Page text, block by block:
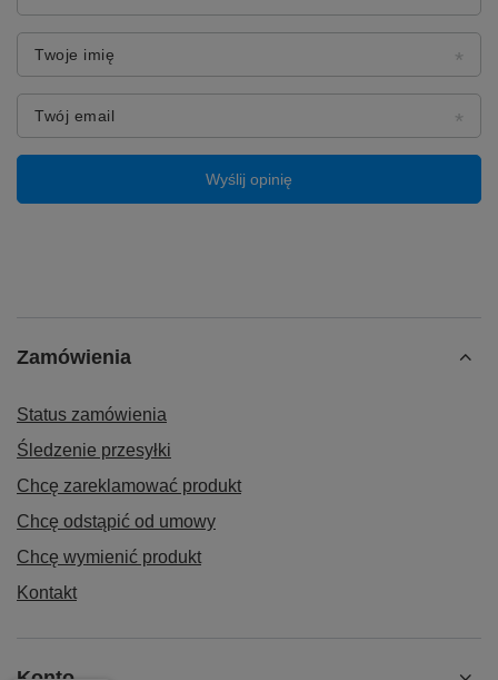
Twoje imię
Twój email
Wyślij opinię
Zamówienia
Status zamówienia
Śledzenie przesyłki
Chcę zareklamować produkt
Chcę odstąpić od umowy
Chcę wymienić produkt
Kontakt